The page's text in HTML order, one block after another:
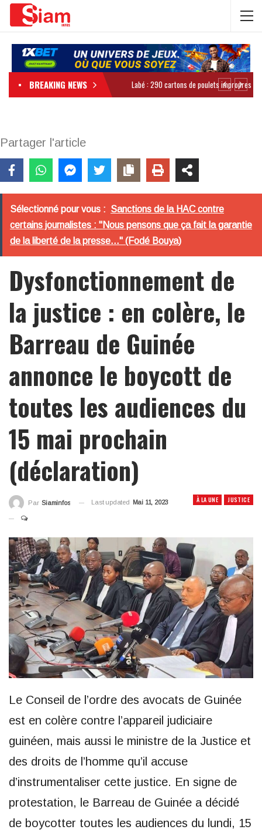
BREAKING NEWS
Partager l'article
Sélectionné pour vous : Sanctions de la HAC contre
certains journalistes : "Nous pensons que ça fait la garantie
de la liberté de la presse..." (Fodé Bouya)
Dysfonctionnement de
la justice : en colère, le
Barreau de Guinée
annonce le boycott de
toutes les audiences du
15 mai prochain
(déclaration)
À LA UNE JUSTICE
Par Siaminfos Last updated Mai 11, 2023
Le Conseil de l’ordre des avocats de Guinée
est en colère contre l’appareil judiciaire
guinéen, mais aussi le ministre de la Justice et
des droits de l’homme qu’il accuse
d’instrumentaliser cette justice. En signe de
protestation, le Barreau de Guinée a décidé
de boycotter toutes les audiences du lundi, 15